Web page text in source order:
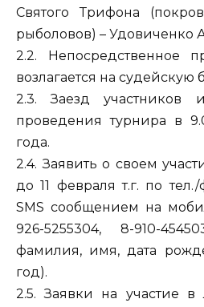
Святого Трифона
рыболовов) – Удовиченко
2.2. Непосредственное
возлагается на судейскую
2.3. Заезд
проведения турнира в
года.
2.4. Заявить о своем
до 11 февраля т.г. по тел./
SMS сообщением на
926-5255304, 8-910-
фамилия, имя, дата
год).
2.5. Заявки на участие в